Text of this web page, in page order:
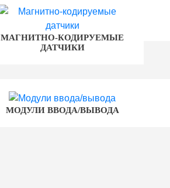
МАГНИТНО-КОДИРУЕМЫЕ
ДАТЧИКИ
МОДУЛИ ВВОДА/ВЫВОДА